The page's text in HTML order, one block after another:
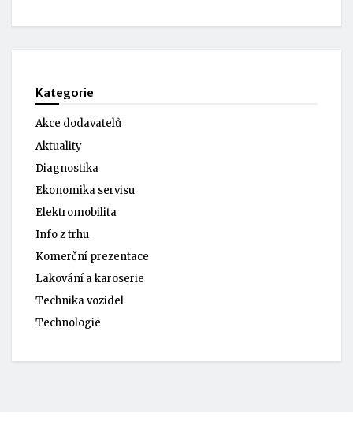
Kategorie
Akce dodavatelů
Aktuality
Diagnostika
Ekonomika servisu
Elektromobilita
Info z trhu
Komerční prezentace
Lakování a karoserie
Technika vozidel
Technologie